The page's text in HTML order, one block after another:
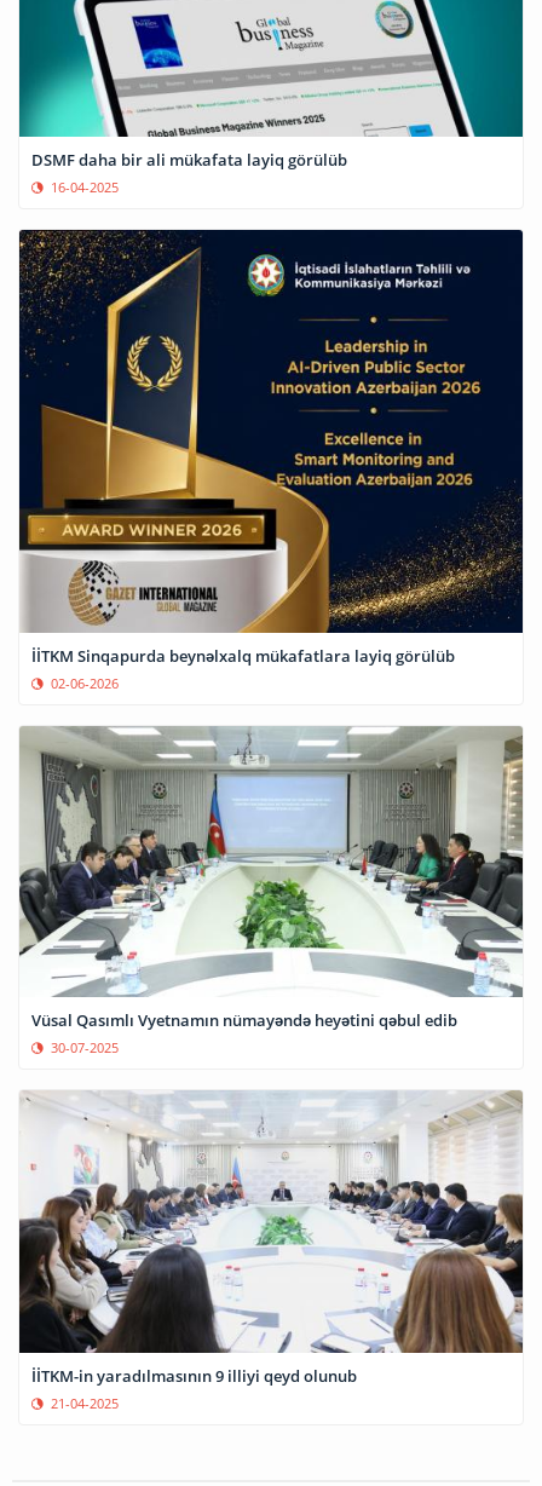
DSMF daha bir ali mükafata layiq görülüb
16-04-2025
İİTKM Sinqapurda beynəlxalq mükafatlara layiq görülüb
02-06-2026
Vüsal Qasımlı Vyetnamın nümayəndə heyətini qəbul edib
30-07-2025
İİTKM-in yaradılmasının 9 illiyi qeyd olunub
21-04-2025